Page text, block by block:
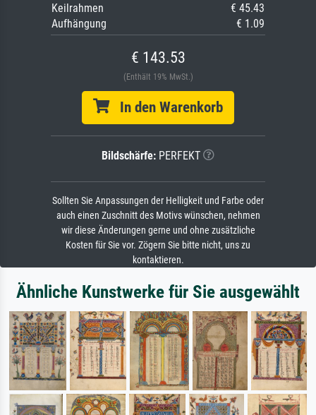
Keilrahmen
€ 45.43
Aufhängung
€ 1.09
€ 143.53
(Enthält 19% MwSt.)
In den Warenkorb
Bildschärfe: PERFEKT
Sollten Sie Anpassungen der Helligkeit und Farbe oder
auch einen Zuschnitt des Motivs wünschen, nehmen
wir diese Änderungen gerne und ohne zusätzliche
Kosten für Sie vor. Zögern Sie bitte nicht, uns zu
kontaktieren.
Ähnliche Kunstwerke für Sie ausgewählt